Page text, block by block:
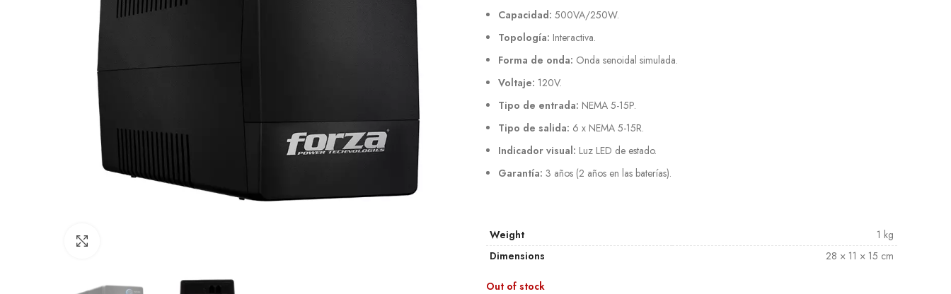
Capacidad: 500VA/250W.
Topología: Interactiva.
Forma de onda: Onda senoidal simulada.
Voltaje: 120V.
Tipo de entrada: NEMA 5-15P.
Tipo de salida: 6 x NEMA 5-15R.
Indicador visual: Luz LED de estado.
Garantía: 3 años (2 años en las baterías).
Weight
1 kg
Dimensions
28 × 11 × 15 cm
Out of stock